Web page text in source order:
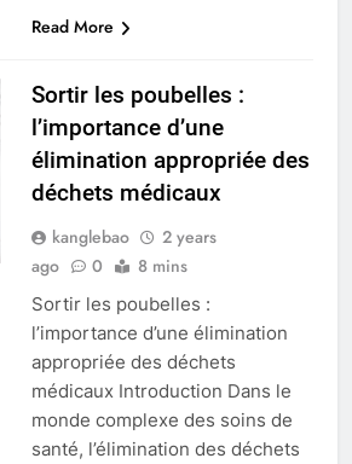
Read More
Sortir les poubelles :
l’importance d’une
élimination appropriée des
déchets médicaux
kanglebao
2 years
ago
0 8 mins
Sortir les poubelles :
l’importance d’une élimination
appropriée des déchets
médicaux Introduction Dans le
monde complexe des soins de
santé, l’élimination des déchets